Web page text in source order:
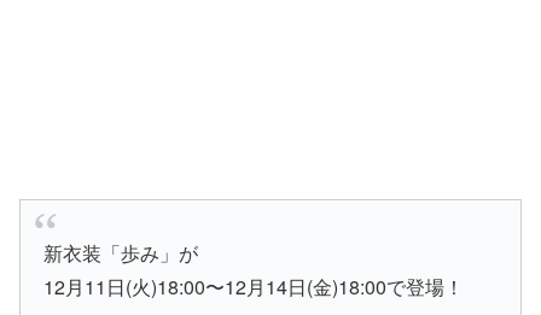
新衣装「歩み」が
12月11日(火)18:00〜12月14日(金)18:00で登場！